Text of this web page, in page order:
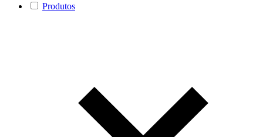
Produtos